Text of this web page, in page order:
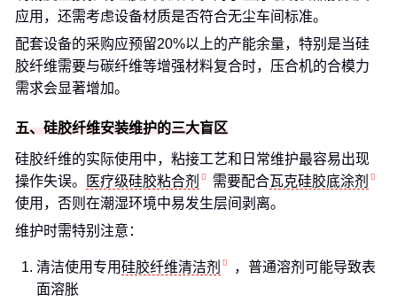
应用，还需考虑设备材质是否符合无尘车间标准。
配套设备的采购应预留20%以上的产能余量，特别是当硅
胶纤维需要与碳纤维等增强材料复合时，压合机的合模力
需求会显著增加。
五、硅胶纤维安装维护的三大盲区
硅胶纤维的实际使用中，粘接工艺和日常维护最容易出现
操作失误。
医疗级硅胶粘合剂 需要配合瓦克硅胶底涂剂
使用，否则在潮湿环境中易发生层间剥离。
维护时需特别注意：
清洁使用专用硅胶纤维清洁剂
，普通溶剂可能导致表
面溶胀